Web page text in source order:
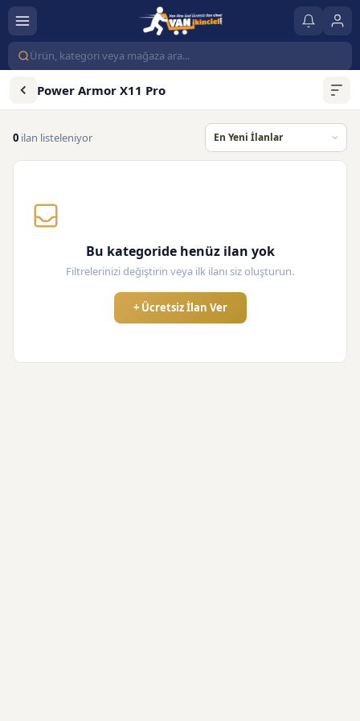
Power Armor X11 Pro
0 ilan listeleniyor
Bu kategoride henüz ilan yok
Filtrelerinizi değiştirin veya ilk ilanı siz oluşturun.
+ Ücretsiz İlan Ver